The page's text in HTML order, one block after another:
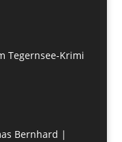
Tegernsee-Krimi
Bernhard |